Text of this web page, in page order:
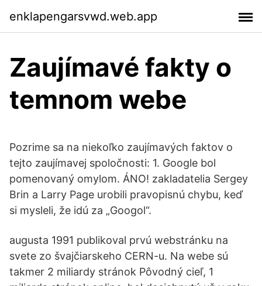
enklapengarsvwd.web.app
Zaujímavé fakty o
temnom webe
Pozrime sa na niekoľko zaujímavých faktov o
tejto zaujímavej spoločnosti: 1. Google bol
pomenovaný omylom. ÁNO! zakladatelia Sergey
Brin a Larry Page urobili pravopisnú chybu, keď
si mysleli, že idú za „Googol“.
augusta 1991 publikoval prvú webstránku na
svete zo švajčiarskeho CERN-u. Na webe sú
takmer 2 miliardy stránok Pôvodný cieľ, 1